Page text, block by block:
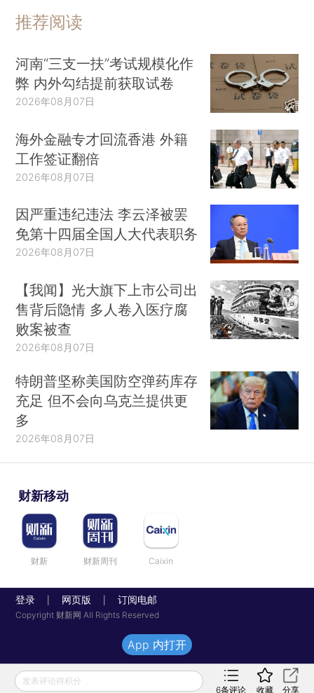
推荐阅读
河南“三支一扶”考试规模化作
弊 内外勾结提前获取试卷
2026年08月07日
海外金融专才回流香港 外籍
工作签证翻倍
2026年08月07日
因严重违纪违法 李云泽被罢
免第十四届全国人大代表职务
2026年08月07日
【我闻】光大旗下上市公司出
售背后隐情 多人卷入医疗腐
败案被查
2026年08月07日
特朗普坚称美国防空弹药库存
充足 但不会向乌克兰提供更
多
2026年08月07日
财新移动
财新 财新周刊 Caixin
登录 网页版 订阅电邮
Copyright 财新网 All Rights Reserved
发表评论得积分
6条评论 收藏 分享
App 内打开